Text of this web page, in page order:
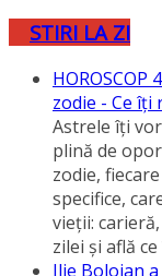
STIRI LA ZI
zodie - Ce îţi
Astrele îţi
plină de
zodie,
specifice,
vieţii:
zilei şi află
Ilie Bolojan